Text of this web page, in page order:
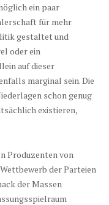
ein paar
für mehr
gestaltet und
oder ein
auf dieser
marginal sein. Die
schon genug
existieren,
Produzenten von
der Parteien
der Massen